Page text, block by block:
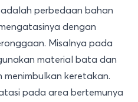
perbedaan bahan
dengan
Misalnya pada
material bata dan
menimbulkan keretakan.
pada area bertemunya